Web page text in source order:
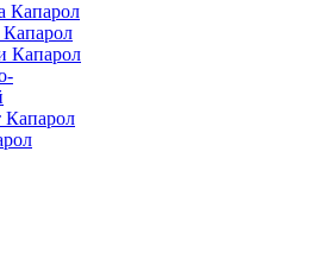
Капарол
Капарол
Капарол